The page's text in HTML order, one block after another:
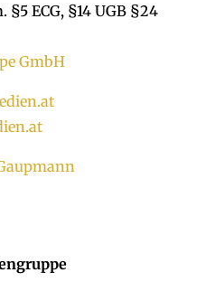
§5 ECG, §14 UGB §24
GmbH